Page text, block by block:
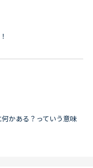
かある？っていう意味